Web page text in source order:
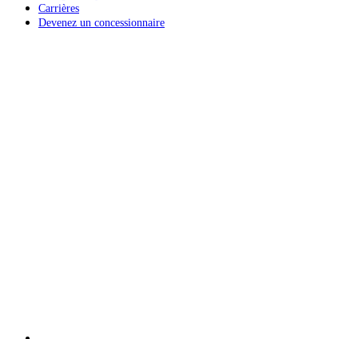
Carrières
Devenez un concessionnaire